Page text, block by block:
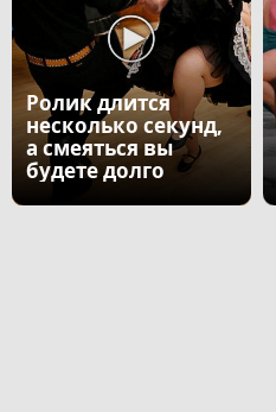
Ролик длится
несколько секунд,
а смеяться вы
будете долго